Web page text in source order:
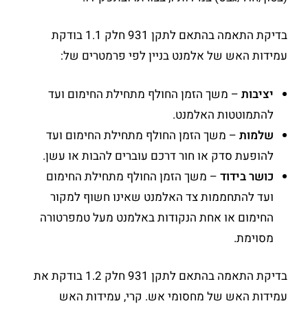
בדיקת התאמה בהתאם לתקן 931 חלק 1.1 בודקת
עמידות האש של אלמנט בניין לפי פרמטרים של:
יציבות – משך הזמן החולף מתחילת החימום ועד
להתמוטטות האלמנט.
שלמות – משך הזמן החולף מתחילת החימום ועד
להופעת סדק או חור דרכם עוברים להבות או עשן.
כושר בידוד – משך הזמן החולף מתחילת החימום
ועד להתחממות צד האלמנט שאינו חשוף למקור
החימום או אחת הנקודות באלמנט מעל טמפרטורה
מסוימת.
בדיקת התאמה בהתאם לתקן 931 חלק 1.2 בודקת את
עמידות האש של מחסומי אש. קרי, עמידות האש